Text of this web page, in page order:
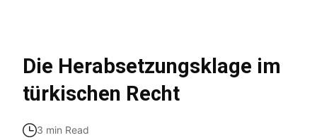
Die Herabsetzungsklage im
türkischen Recht
3 min Read